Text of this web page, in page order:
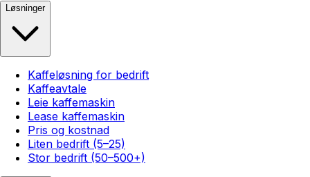
Løsninger
Kaffeløsning for bedrift
Kaffeavtale
Leie kaffemaskin
Lease kaffemaskin
Pris og kostnad
Liten bedrift (5–25)
Stor bedrift (50–500+)